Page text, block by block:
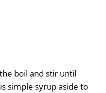
boil and stir until
simple syrup aside to